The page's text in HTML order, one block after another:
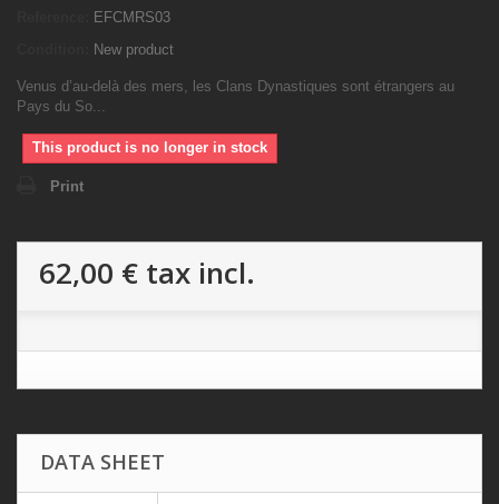
EFCMRS03
New product
Venus d’au-delà des mers, les Clans Dynastiques sont étrangers au
Pays du So...
This product is no longer in stock
Print
62,00 € tax incl.
DATA SHEET